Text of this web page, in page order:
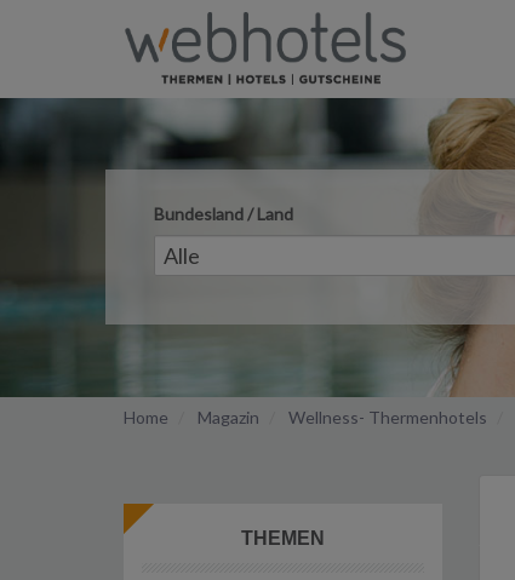
Bundesland / Land
Home Magazin Wellness- Thermenhotels
THEMEN